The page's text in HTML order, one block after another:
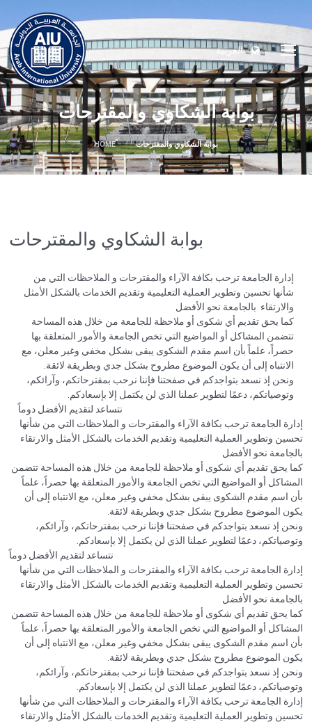
العربية
بوابة الشكاوي والمقترحات
HOME بوابة الشكاوي والمقترحات
بوابة الشكاوي والمقترحات
إدارة الجامعة ترحب بكافة الآراء والمقترحات و الملاحظات التي من
شأنها تحسين وتطوير العملية التعليمية وتقديم الخدمات بالشكل الأمثل
والارتقاء بالجامعة نحو الأفضل
كما يحق تقديم أي شكوى أو ملاحظة للجامعة من خلال هذه المساحة
تتضمن المشاكل أو المواضيع التي تخص الجامعة والأمور المتعلقة بها
حصراً، علماً بأن اسم مقدم الشكوى يبقى بشكل مخفي وغير معلن، مع
الانتباه إلى أن يكون الموضوع مطروح بشكل جدي وبطريقة لائقة.
ونحن إذ نسعد بتواجدكم في صفحتنا فإننا نرحب بمقترحاتكم، وآرائكم،
وتوصياتكم، دعمًا لتطوير عملنا الذي لن يكتمل إلا بإسعادكم.
نتساعد لتقديم الأفضل دوماً
إدارة الجامعة ترحب بكافة الآراء والمقترحات و الملاحظات التي من شأنها
تحسين وتطوير العملية التعليمية وتقديم الخدمات بالشكل الأمثل والارتقاء
بالجامعة نحو الأفضل
كما يحق تقديم أي شكوى أو ملاحظة للجامعة من خلال هذه المساحة تتضمن
المشاكل أو المواضيع التي تخص الجامعة والأمور المتعلقة بها حصراً، علماً
بأن اسم مقدم الشكوى يبقى بشكل مخفي وغير معلن، مع الانتباه إلى أن
يكون الموضوع مطروح بشكل جدي وبطريقة لائقة.
ونحن إذ نسعد بتواجدكم في صفحتنا فإننا نرحب بمقترحاتكم، وآرائكم،
وتوصياتكم، دعمًا لتطوير عملنا الذي لن يكتمل إلا بإسعادكم.
نتساعد لتقديم الأفضل دوماً
إدارة الجامعة ترحب بكافة الآراء والمقترحات و الملاحظات التي من شأنها
تحسين وتطوير العملية التعليمية وتقديم الخدمات بالشكل الأمثل والارتقاء
بالجامعة نحو الأفضل
كما يحق تقديم أي شكوى أو ملاحظة للجامعة من خلال هذه المساحة تتضمن
المشاكل أو المواضيع التي تخص الجامعة والأمور المتعلقة بها حصراً، علماً
بأن اسم مقدم الشكوى يبقى بشكل مخفي وغير معلن، مع الانتباه إلى أن
يكون الموضوع مطروح بشكل جدي وبطريقة لائقة.
ونحن إذ نسعد بتواجدكم في صفحتنا فإننا نرحب بمقترحاتكم، وآرائكم،
وتوصياتكم، دعمًا لتطوير عملنا الذي لن يكتمل إلا بإسعادكم.
إدارة الجامعة ترحب بكافة الآراء والمقترحات و الملاحظات التي من شأنها
تحسين وتطوير العملية التعليمية وتقديم الخدمات بالشكل الأمثل والارتقاء